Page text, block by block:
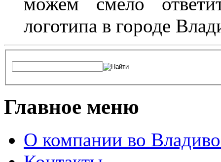
логотипа в городе
Главное меню
О компании во